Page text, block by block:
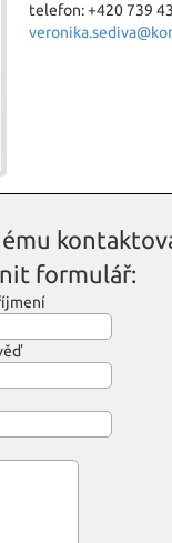
telefon: +420 739
formulář: